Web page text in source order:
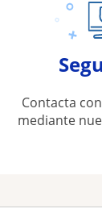
Contacta
mediante